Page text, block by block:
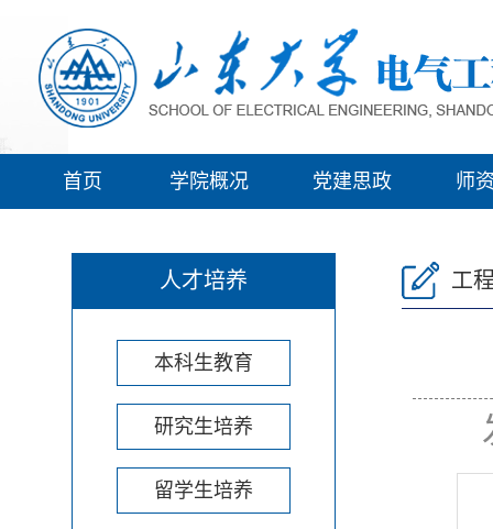
首页 学院概况 党建思政 师
人才培养
本科生教育
研究生培养
留学生培养
工